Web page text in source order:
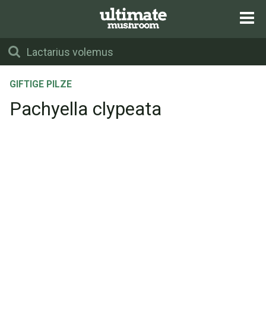
GIFTIGE PILZE
Pachyella clypeata